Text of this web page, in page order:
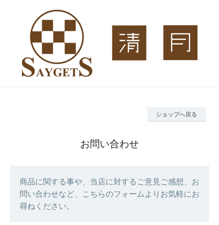
ショップへ戻る
お問い合わせ
商品に関する事や、当店に対するご意見ご感想、お
問い合わせなど、こちらのフォームよりお気軽にお
尋ねください。